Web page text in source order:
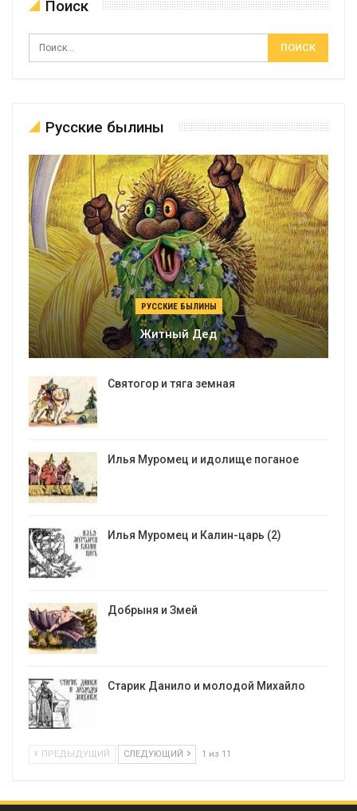
Поиск
Русские былины
РУССКИЕ БЫЛИНЫ
Житный Дед
Святогор и тяга земная
Илья Муромец и идолище поганое
Илья Муромец и Калин-царь (2)
Добрыня и Змей
Старик Данило и молодой Михайло
ПРЕДЫДУЩИЙ СЛЕДУЮЩИЙ 1 из 11